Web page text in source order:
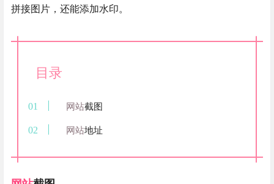
拼接图片，还能添加水印。
目录
网站截图
网站地址